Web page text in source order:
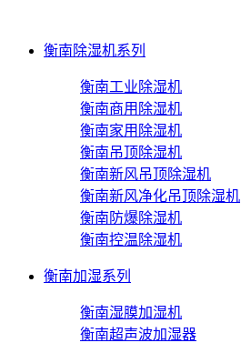
衡南除湿机系列
衡南工业除湿机
衡南商用除湿机
衡南家用除湿机
衡南吊顶除湿机
衡南新风吊顶除湿机
衡南新风净化吊顶除湿机
衡南防爆除湿机
衡南控温除湿机
衡南加湿系列
衡南湿膜加湿机
衡南超声波加湿器